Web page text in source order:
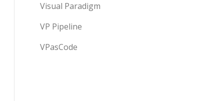
Visual Paradigm
VP Pipeline
VPasCode